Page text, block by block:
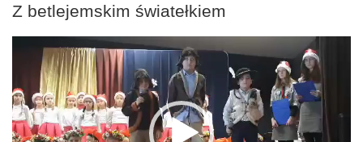
Z betlejemskim światełkiem
Odtwarzacz